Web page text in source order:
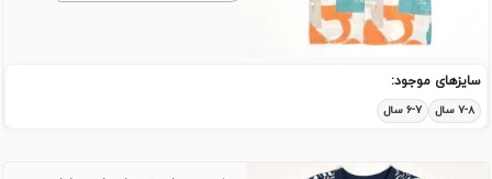
سایزهای موجود:
۷-۸ سال ۶-۷ سال